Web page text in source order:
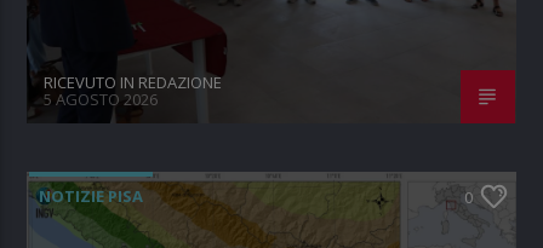
RICEVUTO IN REDAZIONE
5 AGOSTO 2026
NOTIZIE PISA 0